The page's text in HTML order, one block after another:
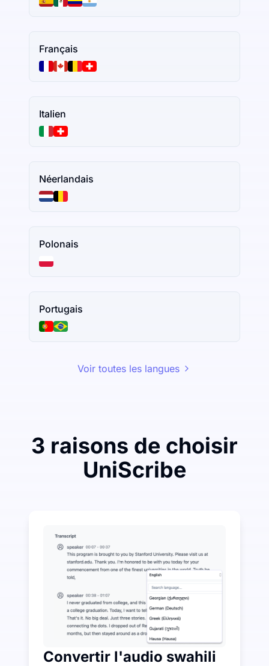
Français
Italien
Néerlandais
Polonais
Portugais
Voir toutes les langues
3 raisons de choisir
UniScribe
UniScribe offre 120 minutes de transcription
Plus de fonctionnalités d'IA disponibles au-delà de
Générez automatiquement des résumés, des
Convertir l'audio swahili